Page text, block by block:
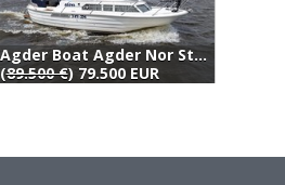
Agder Boat Agder Nor Star 950 (1998)
(89.500 €) 79.500 EUR